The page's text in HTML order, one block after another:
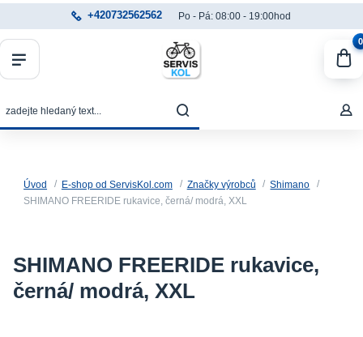
+420732562562 Po - Pá: 08:00 - 19:00hod
0
Úvod E-shop od ServisKol.com Značky výrobců
Shimano
SHIMANO FREERIDE rukavice, černá/ modrá, XXL
SHIMANO FREERIDE rukavice,
černá/ modrá, XXL